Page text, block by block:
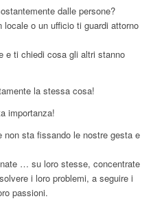
dalle persone?
o un ufficio ti guardi attorno
e ti chiedi cosa gli altri stanno
la stessa cosa!
importanza!
non sta fissando le nostre gesta e
… su loro stesse, concentrate
i loro problemi, a seguire i
passioni.